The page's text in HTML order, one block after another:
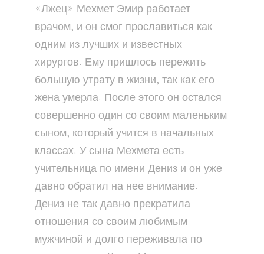
«Лжец» Мехмет Эмир работает
врачом, и он смог прославиться как
одним из лучших и известных
хирургов. Ему пришлось пережить
большую утрату в жизни, так как его
жена умерла. После этого он остался
совершенно один со своим маленьким
сыном, который учится в начальных
классах. У сына Мехмета есть
учительница по имени Дениз и он уже
давно обратил на нее внимание.
Дениз не так давно прекратила
отношения со своим любимым
мужчиной и долго переживала по